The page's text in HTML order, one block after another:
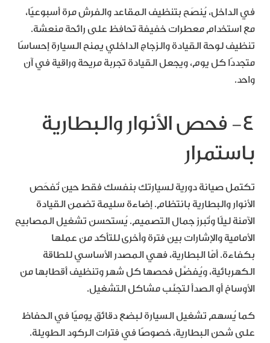
في الداخل، يُنصَح بتنظيف المقاعد والفرش مرة أسبوعيًا،
مع استخدام معطرات خفيفة تحافظ على رائحة منعشة.
تنظيف لوحة القيادة والزجاج الداخلي يمنح السيارة إحساسًا
متجددًا كل يوم، ويجعل القيادة تجربة مريحة وراقية في آن
واحد.
٤- فحص الأنوار والبطارية
باستمرار
تكتمل صيانة دورية لسيارتك بنفسك فقط حين تُفحَص
الأنوار والبطارية بانتظام. إضاءة سليمة تضمن القيادة
الآمنة ليلًا وتُبرز جمال التصميم. يُستحسن تشغيل المصابيح
الأمامية والإشارات بين فترة وأخرى للتأكد من عملها
بكفاءة. أمّا البطارية، فهي المصدر الأساسي للطاقة
الكهربائية، ويُفضَّل فحصها كل شهر وتنظيف أقطابها من
الأوساخ أو الصدأ لتجنّب مشاكل التشغيل.
كما يُسهم تشغيل السيارة لبضع دقائق يوميًا في الحفاظ
على شحن البطارية، خصوصًا في فترات الركود الطويلة.